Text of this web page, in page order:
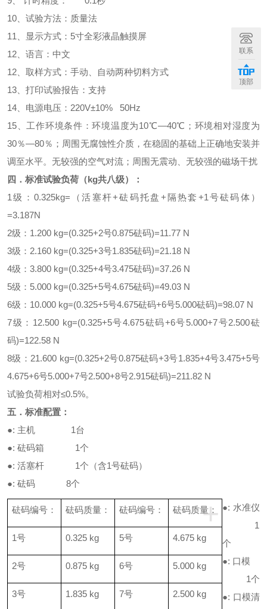
10 、试验方法：质量法
11 、显示方式： 5寸全彩液晶触摸屏
12 、语言：中文
12 、取样方式：手动、自动两种切料方式
13 、打印试验报告：支持
14 、电源电压： 220V±10% 50Hz
15 、工作环境条件：环境温度为10℃—40℃；环境相对湿度为
30％—80％；周围无腐蚀性介质，在稳固的基础上正确地安装并
调至水平。无较强的空气对流；周围无震动、无较强的磁场干扰
四．标准试验负荷（kg共八级）：
1 级： 0.325kg= （活塞杆+砝码托盘 + 隔热套 +1 号砝码体）
=3.187N
2级： 1.200 kg=(0.325+2号0.875砝码)=11.77 N
3级： 2.160 kg=(0.325+3号1.835砝码)=21.18 N
4级： 3.800 kg=(0.325+4号3.475砝码)=37.26 N
5级： 5.000 kg=(0.325+5号4.675砝码)=49.03 N
6级： 10.000 kg=(0.325+5号4.675砝码+6号5.000砝码)=98.07 N
7级： 12.500 kg=(0.325+5号4.675砝码+6号5.000+7号2.500砝
码)=122.58 N
8级： 21.600 kg=(0.325+2号0.875砝码+3号1.835+4号3.475+5号
4.675+6号5.000+7号2.500+8号2.915砝码)=211.82 N
试验负荷相对≤0.5%。
五．标准配置：
●: 主机 1台
●: 砝码箱 1个
●: 活塞杆 1个（含1号砝码）
●: 砝码 8个
+
砝码编号： 砝码质量： 砝码编号： 砝码质量：
1号 0.325 kg 5号 4.675 kg
2号 0.875 kg 6号 5.000 kg
3号 1.835 kg 7号 2.500 kg
●: 水准仪
1
个
●: 口模
1个
●: 口模清
联系
顶部